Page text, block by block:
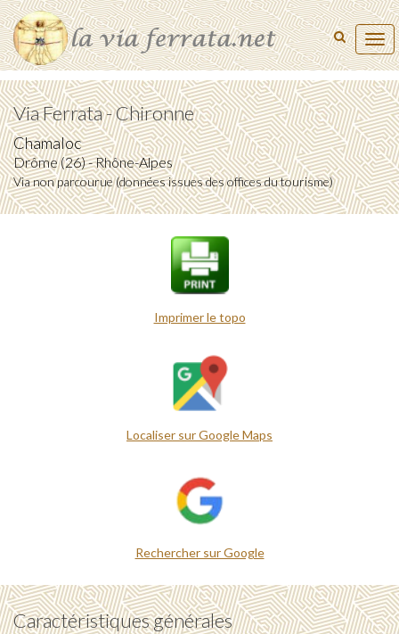
Via Ferrata - Chironne
Chamaloc
Drôme (26) - Rhône-Alpes
Via non parcourue (données issues des offices du tourisme)
Imprimer le topo
Localiser sur Google Maps
Rechercher sur Google
Caractéristiques générales